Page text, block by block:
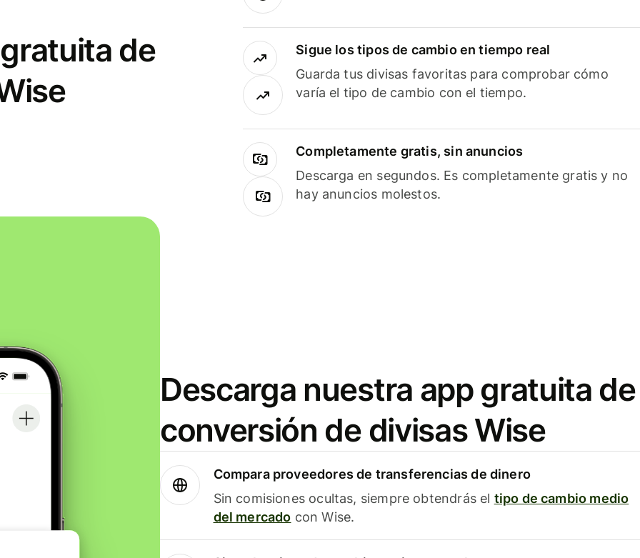
de
Sigue los tipos de cambio en tiempo real
Guarda tus divisas favoritas para comprobar cómo
varía el tipo de cambio con el tiempo.
Completamente gratis, sin anuncios
Descarga en segundos. Es completamente gratis y no
hay anuncios molestos.
Descarga nuestra app gratuita de
conversión de divisas Wise
Compara proveedores de transferencias de dinero
Sin comisiones ocultas, siempre obtendrás el tipo de cambio medio
del mercado con Wise.